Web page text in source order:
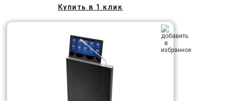
Купить в 1 клик